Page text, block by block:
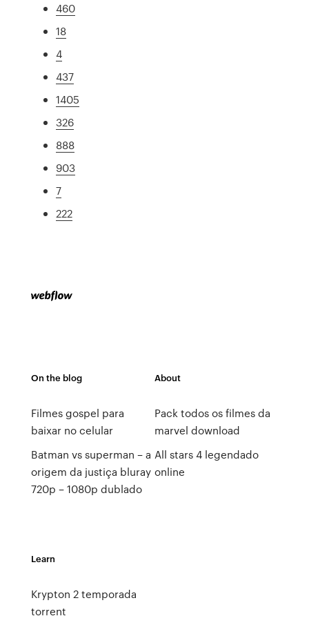
460
18
4
437
1405
326
888
903
7
222
On the blog
Filmes gospel para
baixar no celular
Batman vs superman – a
origem da justiça bluray
720p – 1080p dublado
About
Pack todos os filmes da
marvel download
All stars 4 legendado
online
Learn
Krypton 2 temporada
torrent